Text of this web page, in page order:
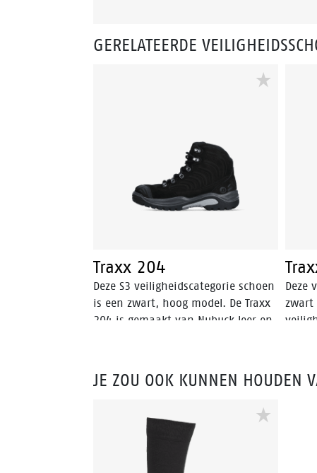
GERELATEERDE
Traxx 204
Deze S3 veiligheidscategorie schoen
is een zwart, hoog model. De Traxx
204 is gemaakt van Nubuck leer en
binnendringen van scherpe
voorwerpen in de zool. Dit model is
Deze
zwart
JE ZOU OOK KUNNEN HOUDEN